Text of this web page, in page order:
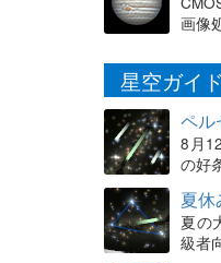
画像
星空ガイド
ペル
8月
の好
夏休
夏の
級者